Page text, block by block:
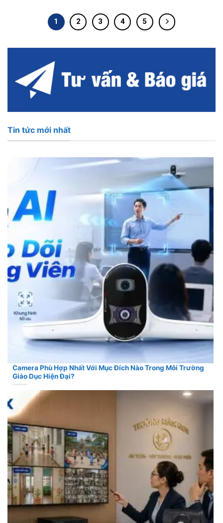
1 2 3 4 5
Tin tức mới nhất
Camera Phù Hợp Nhất Với Mục Đích Nào Trong Môi Trường
Giáo Dục Hiện Đại?